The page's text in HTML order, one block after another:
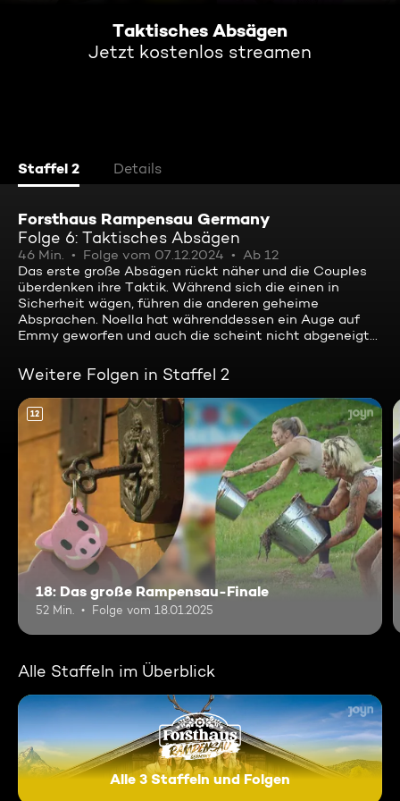
Taktisches Absägen
Jetzt kostenlos streamen
Staffel 2 Details
Forsthaus Rampensau Germany
Folge 6: Taktisches Absägen
46 Min. Folge vom 07.12.2024
Ab 12
Das erste große Absägen rückt näher und die Couples
überdenken ihre Taktik. Während sich die einen in
Sicherheit wägen, führen die anderen geheime
Absprachen. Noella hat währenddessen ein Auge auf
Emmy geworfen und auch die scheint nicht abgeneigt...
Weitere Folgen in Staffel 2
12
18: Das große Rampensau-Finale
52 Min. Folge vom 18.01.2025
Alle Staffeln im Überblick
Forsthaus Rampensau
Alle 3 Staffeln und Folgen